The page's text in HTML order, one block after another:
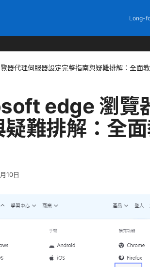
Long-
代理伺服器設定完整指南與疑難排解：全面
edge 瀏覽
難排解：全
10日